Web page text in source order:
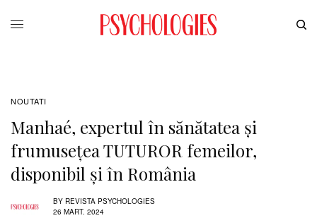
NOUTATI
Manhaé, expertul în sănătatea și
frumusețea TUTUROR femeilor,
disponibil și în România
BY REVISTA PSYCHOLOGIES
26 MART. 2024